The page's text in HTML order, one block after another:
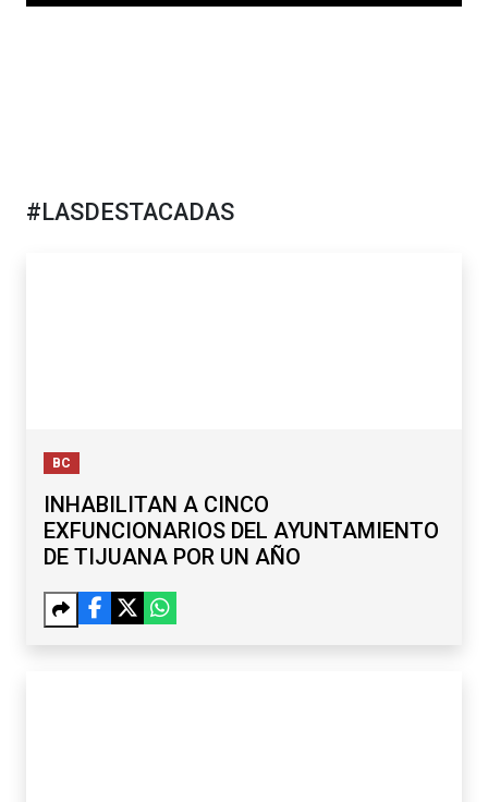
#LASDESTACADAS
BC
INHABILITAN A CINCO
EXFUNCIONARIOS DEL AYUNTAMIENTO
DE TIJUANA POR UN AÑO